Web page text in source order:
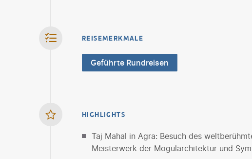
REISEMERKMALE
Geführte Rundreisen
HIGHLIGHTS
Taj Mahal in Agra: Besuch des
Meisterwerk der Mogularchitektur und